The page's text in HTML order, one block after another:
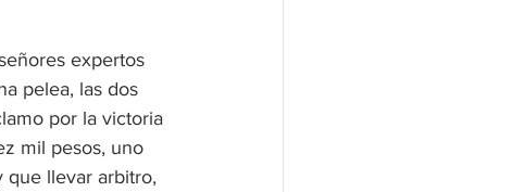
expertos
pelea, las dos
por la victoria
mil pesos, uno
que llevar arbitro,